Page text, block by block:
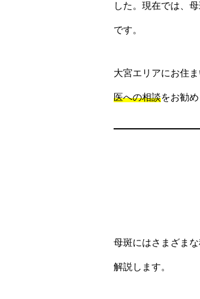
した。現在では、
です。
大宮エリアにお住
医への相談をお勧
母斑にはさまざま
解説します。